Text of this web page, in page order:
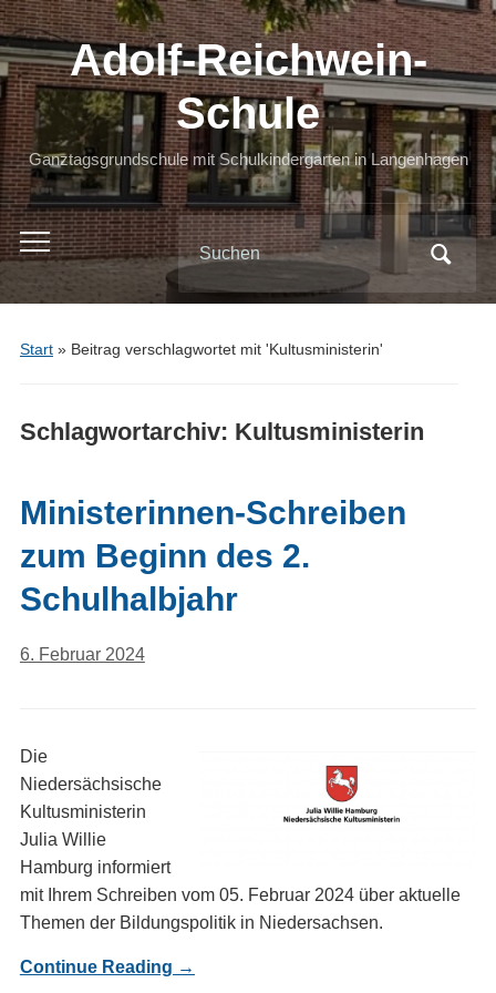
Adolf-Reichwein-
Schule
Ganztagsgrundschule mit Schulkindergarten in Langenhagen
Toggle
mobile
menu
Search
for:
Start» Beitrag verschlagwortet mit 'Kultusministerin'
Schlagwortarchiv: Kultusministerin
Ministerinnen-Schreiben
zum Beginn des 2.
Schulhalbjahr
6. Februar 2024
Die
Niedersächsische
Kultusministerin
Julia Willie
Hamburg informiert
mit Ihrem Schreiben vom 05. Februar 2024 über aktuelle
Themen der Bildungspolitik in Niedersachsen.
Continue Reading →